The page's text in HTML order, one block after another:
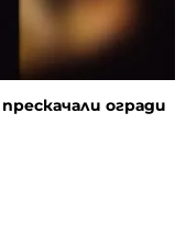
огради